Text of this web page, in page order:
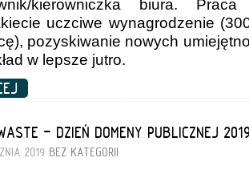
kierowniczka biura.
uczciwe wynagrodzenie
pozyskiwanie nowych
w lepsze jutro.
- DZIEŃ DOMENY PUBLICZNEJ
2019 BEZ KATEGORII